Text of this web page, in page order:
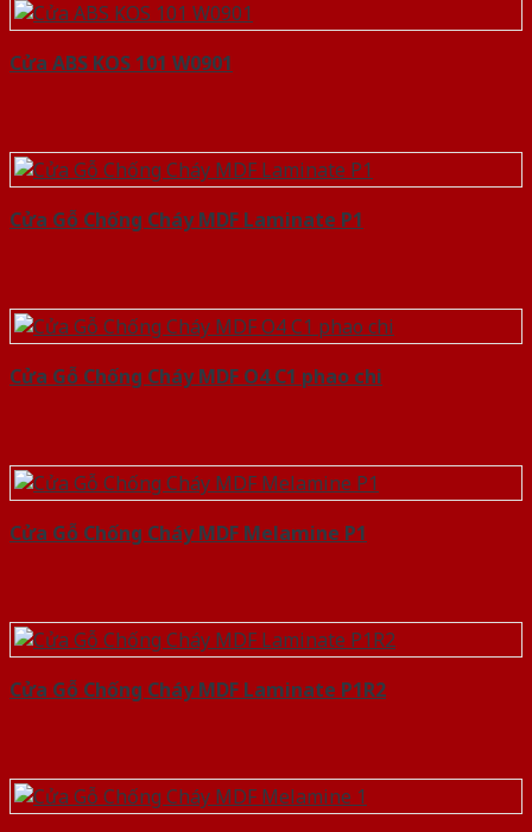
Cửa ABS KOS 101 W0901
Cửa Gỗ Chống Cháy MDF Laminate P1
Cửa Gỗ Chống Cháy MDF O4 C1 phao chi
Cửa Gỗ Chống Cháy MDF Melamine P1
Cửa Gỗ Chống Cháy MDF Laminate P1R2